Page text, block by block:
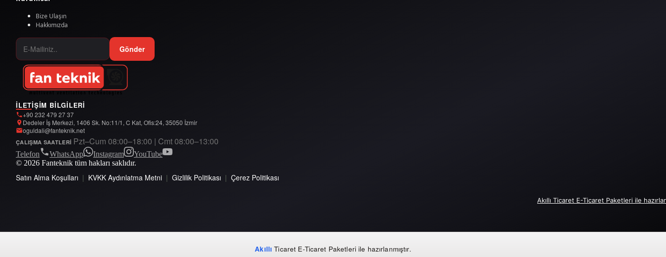
Bize Ulaşın
Hakkımızda
Gönder
İLETIŞIM BILGILERI
+90 232 479 27 37
Dedeler İş Merkezi, 1406 Sk. No:11/1, C Kat, Ofis:24, 35050 İzmir
oguldali@fanteknik.net
ÇALIŞMA SAATLERI Pzt–Cum 08:00–18:00 | Cmt 08:00–13:00
Telefon WhatsApp Instagram
YouTube
© 2026 Fanteknik tüm hakları saklıdır.
Satın Alma Koşulları | KVKK Aydınlatma Metni | Gizlilik Politikası | Çerez Politikası
Akıllı Ticaret E-Ticaret Paketleri ile
Akıllı Ticaret E-Ticaret Paketleriile hazırlanmıştır.